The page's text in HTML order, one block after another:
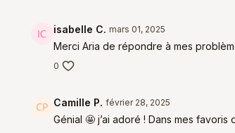
isabelle C. mars 01, 2025
Merci Aria de répondre à mes
0
Camille P. février 28, 2025
Génial 🤩 j’ai adoré ! Dans mes